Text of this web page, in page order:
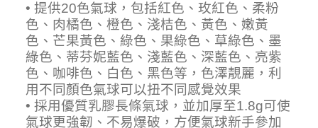
• 提供20色氣球，包括紅色、玫紅色、柔粉
色、肉橘色、橙色、淺桔色、黃色、嫩黃
色、芒果黃色、綠色、果綠色、草綠色、墨
綠色、蒂芬妮藍色、淺藍色、深藍色、亮紫
色、咖啡色、白色、黑色等，色澤靚麗，利
用不同顏色氣球可以扭不同感覺效果
• 採用優質乳膠長條氣球，並加厚至1.8g可使
氣球更強韌、不易爆破，方便氣球新手參加